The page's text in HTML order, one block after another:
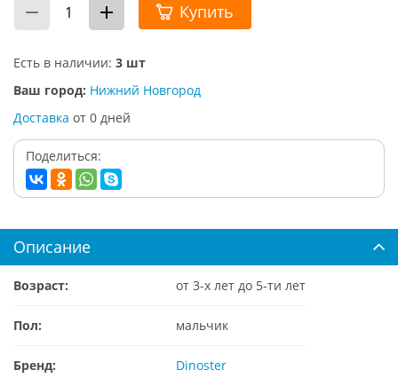
Купить
Есть в наличии: 3 шт
Ваш город: Нижний Новгород
Доставка от 0 дней
Поделиться:
Описание
Возраст: от 3-х лет до 5-ти лет
Пол: мальчик
Бренд: Dinoster